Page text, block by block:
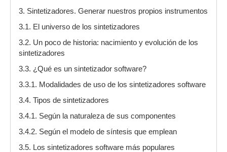
3. Sintetizadores. Generar nuestros propios instrumentos
3.1. El universo de los sintetizadores
3.2. Un poco de historia: nacimiento y evolución de los
sintetizadores
3.3. ¿Qué es un sintetizador software?
3.3.1. Modalidades de uso de los sintetizadores software
3.4. Tipos de sintetizadores
3.4.1. Según la naturaleza de sus componentes
3.4.2. Según el modelo de síntesis que emplean
3.5. Los sintetizadores software más populares